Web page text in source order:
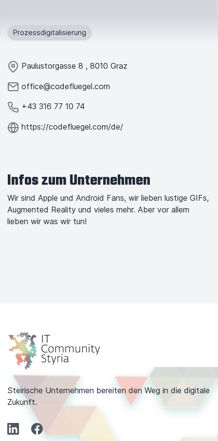
Prozessdigitalisierung
Paulustorgasse 8 , 8010 Graz
office@codefluegel.com
+43 316 77 10 74
https://codefluegel.com/de/
Infos zum Unternehmen
Wir sind Apple und Android Fans, wir lieben lustige GIFs,
Augmented Reality und vieles mehr. Aber vor allem
lieben wir was wir tun!
Steirische Unternehmen bereiten den Weg in die digitale
Zukunft.